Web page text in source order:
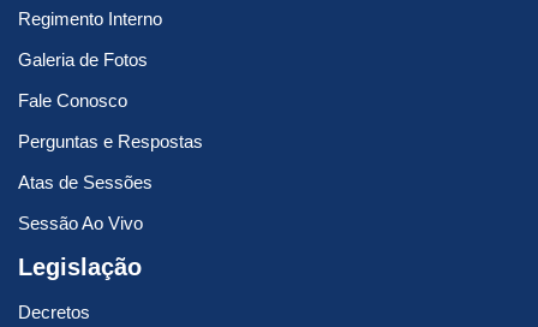
Regimento Interno
Galeria de Fotos
Fale Conosco
Perguntas e Respostas
Atas de Sessões
Sessão Ao Vivo
Legislação
Decretos